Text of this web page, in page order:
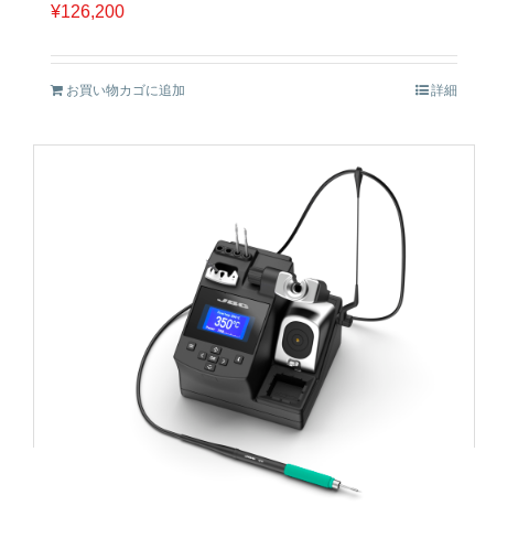
¥126,200
お買い物カゴに追加 詳細